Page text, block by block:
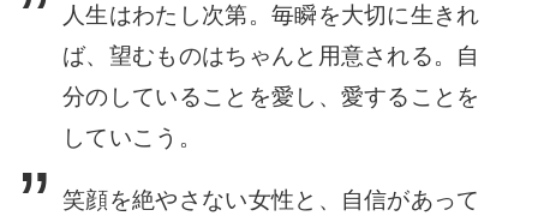
人生はわたし次第。毎瞬を大切に生きれ
ば、望むものはちゃんと用意される。自
分のしていることを愛し、愛することを
していこう。
笑顔を絶やさない女性と、自信があって